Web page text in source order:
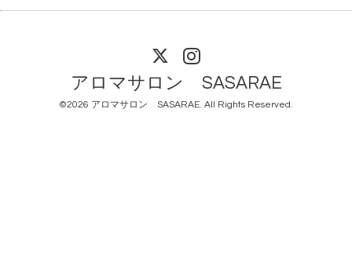
アロマサロン SASARAE
©2026 アロマサロン SASARAE. All Rights Reserved.